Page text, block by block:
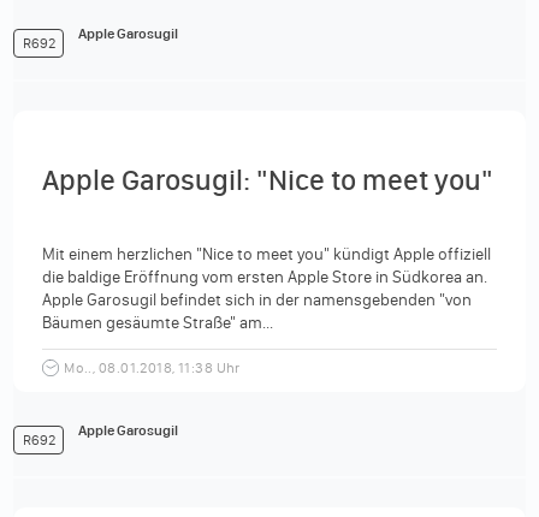
R692
Apple Garosugil
Apple Garosugil: "Nice to meet you"
Mit einem herzlichen "Nice to meet you" kündigt Apple offiziell
die baldige Eröffnung vom ersten Apple Store in Südkorea an.
Apple Garosugil befindet sich in der namensgebenden "von
Bäumen gesäumte Straße" am...
Mo.., 08.01.2018, 11:38 Uhr
R692
Apple Garosugil